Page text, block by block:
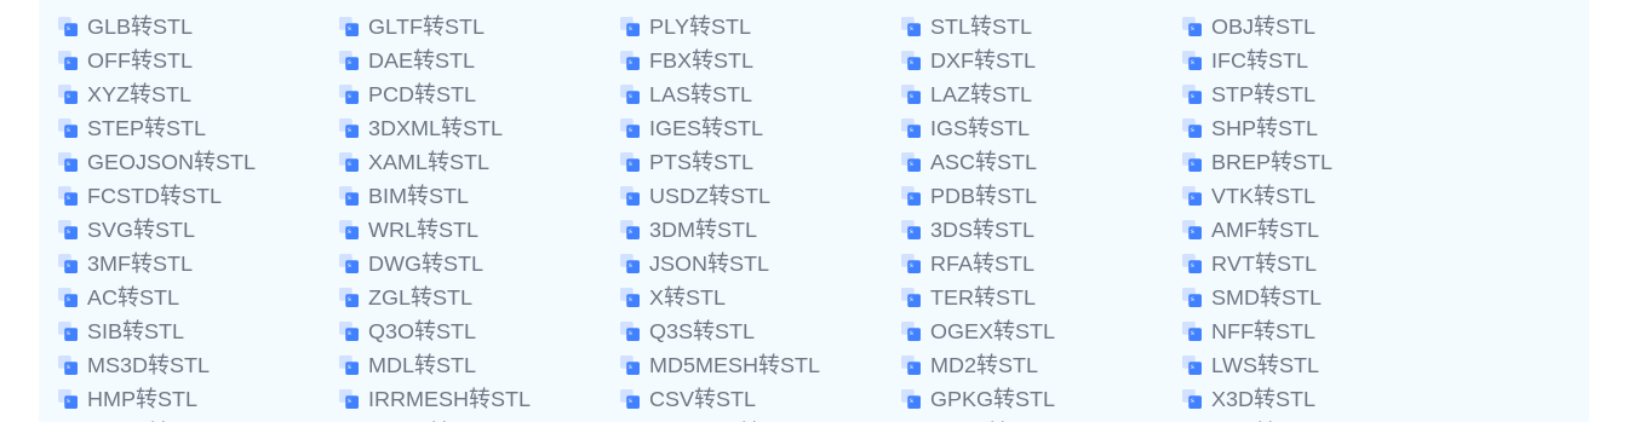
GLB转STL
GLTF转STL PLY转STL STL转STL
OBJ转STL
OFF转STL
DAE转STL FBX转STL DXF转STL
IFC转STL
XYZ转STL
PCD转STL LAS转STL LAZ转STL
STP转STL
STEP转STL
3DXML转STL IGES转STL IGS转STL
SHP转STL
GEOJSON转STL
XAML转STL PTS转STL ASC转STL
BREP转STL
FCSTD转STL
BIM转STL USDZ转STL PDB转STL
VTK转STL
SVG转STL
WRL转STL 3DM转STL 3DS转STL
AMF转STL
3MF转STL
DWG转STL JSON转STL RFA转STL
RVT转STL
AC转STL
ZGL转STL X转STL TER转STL
SMD转STL
SIB转STL
Q3O转STL Q3S转STL OGEX转STL
NFF转STL
MS3D转STL
MDL转STL MD5MESH转STL MD2转STL
LWS转STL
HMP转STL
IRRMESH转STL CSV转STL GPKG转STL
X3D转STL